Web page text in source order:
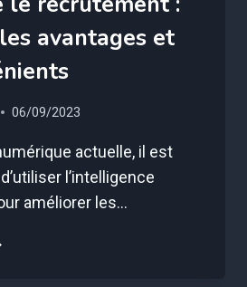
avantages et
06/09/2023
actuelle, il est
l’intelligence
améliorer les…